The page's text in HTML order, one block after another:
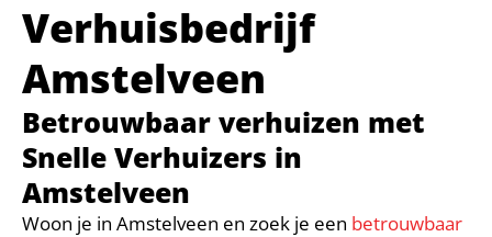
Verhuisbedrijf
Amstelveen
Betrouwbaar verhuizen met
Snelle Verhuizers in
Amstelveen
Woon je in Amstelveen en zoek je een betrouwbaar